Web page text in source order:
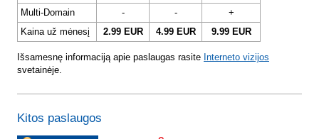
Multi-Domain
- -
+
Kaina už mėnesį
2.99 EUR 4.99 EUR 9.99 EUR
Išsamesnę informaciją apie paslaugas rasite Interneto vizijos
svetainėje.
Kitos paslaugos